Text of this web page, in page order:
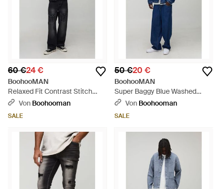
60 €24 €
BoohooMAN
Relaxed Fit Contrast Stitch
Washed Black Jeans - Schwarz
Von Boohooman
SALE
50 €20 €
BoohooMAN
Super Baggy Blue Washed
Jeans - Blau
Von Boohooman
SALE